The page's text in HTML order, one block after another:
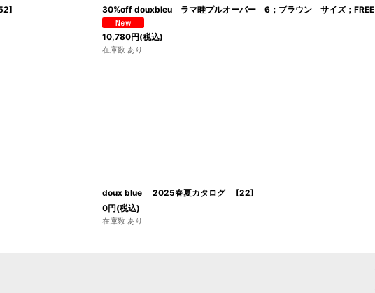
] 30%off douxbleu ラマ畦プルオーバー 6；ブラウン サイズ；FREE
10,780円(税込)
在庫数 あり
doux blue 2025春夏カタログ [22]
0円(税込)
在庫数 あり